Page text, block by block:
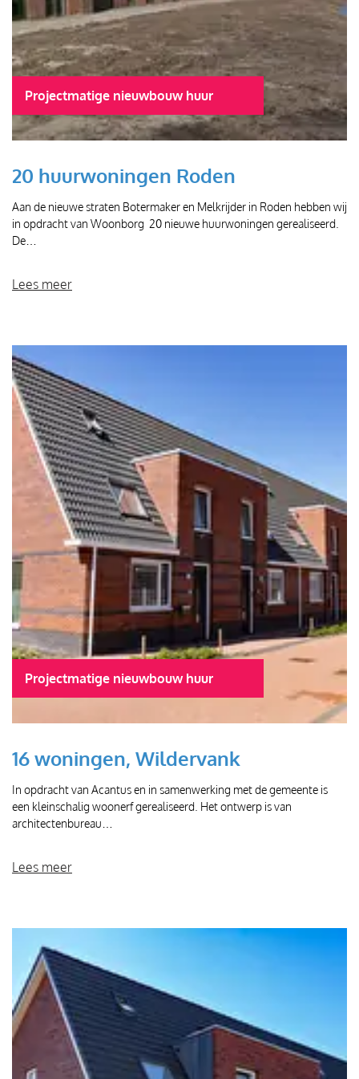
Projectmatige nieuwbouw huur
20 huurwoningen Roden
Aan de nieuwe straten Botermaker en Melkrijder in Roden hebben wij
in opdracht van Woonborg 20 nieuwe huurwoningen gerealiseerd.
De…
Lees meer
Projectmatige nieuwbouw huur
16 woningen, Wildervank
In opdracht van Acantus en in samenwerking met de gemeente is
een kleinschalig woonerf gerealiseerd. Het ontwerp is van
architectenbureau…
Lees meer